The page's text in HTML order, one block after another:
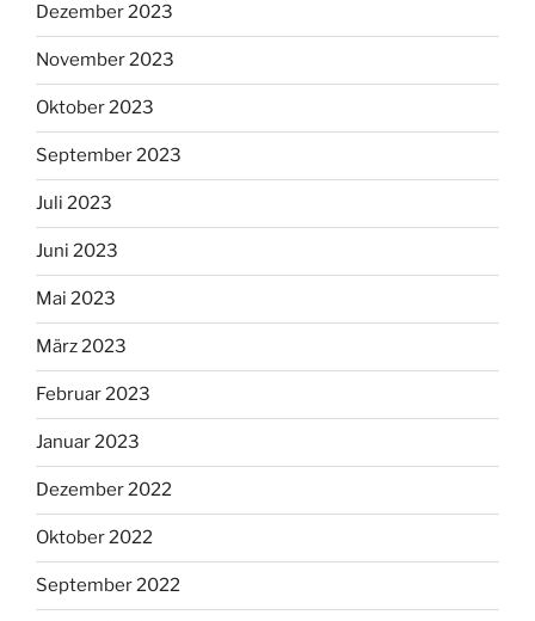
Dezember 2023
November 2023
Oktober 2023
September 2023
Juli 2023
Juni 2023
Mai 2023
März 2023
Februar 2023
Januar 2023
Dezember 2022
Oktober 2022
September 2022